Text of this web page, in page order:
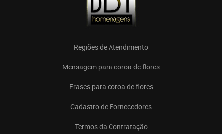
Regiões de Atendimento
Mensagem para coroa de flores
Frases para coroa de flores
Cadastro de Fornecedores
Termos da Contratação